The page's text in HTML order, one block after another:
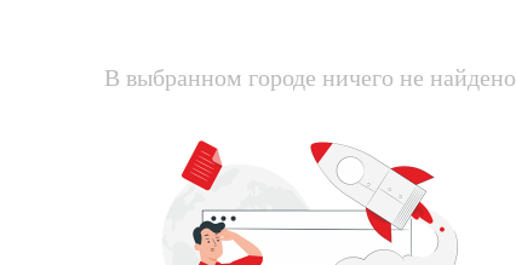
В выбранном городе ничего не найдено